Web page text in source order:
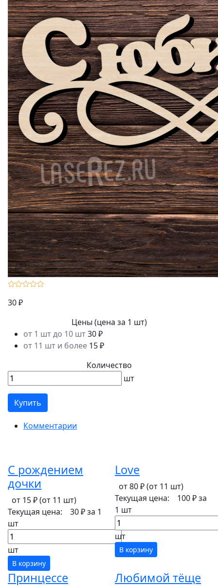
30 ₽
Цены (цена за 1 шт)
от 1 шт до 10 шт30 ₽
от 11 шт и более 15 ₽
Количество
шт
Купить
Комментарии
С рождением
дочки
от 15 ₽(от 11 шт)
Текущая цена:
30 ₽за 1
шт
шт
В корзину
Love
от 80 ₽(от 11 шт)
Текущая цена:
100 ₽за
1 шт
шт
В корзину
Принцессе Любимой тёще